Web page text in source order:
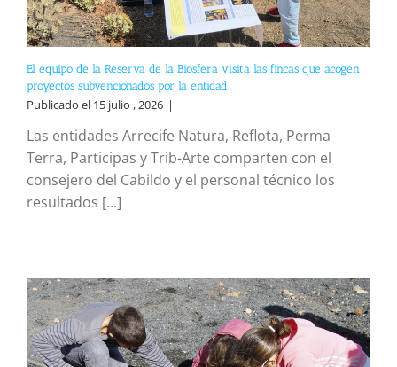
El equipo de la Reserva de la Biosfera visita las fincas que acogen
proyectos subvencionados por la entidad
Publicado el 15 julio , 2026 |
Las entidades Arrecife Natura, Reflota, Perma
Terra, Participas y Trib-Arte comparten con el
consejero del Cabildo y el personal técnico los
resultados [...]